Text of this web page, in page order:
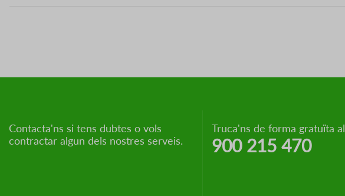
Contacta'ns si tens dubtes o vols
contractar algun dels nostres serveis.
Truca'ns de forma gratuïta al
900 215 470